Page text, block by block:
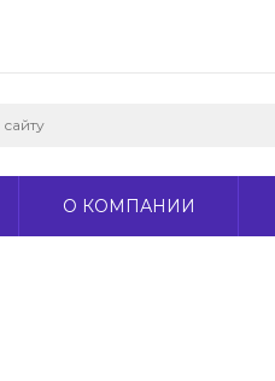
О КОМПАНИИ